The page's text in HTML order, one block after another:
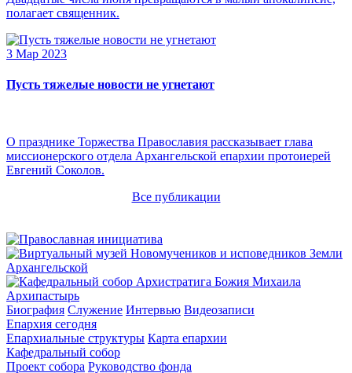
полагает священник.
3 Мар 2023
Пусть тяжелые новости не угнетают
О празднике Торжества Православия рассказывает глава
миссионерского отдела Архангельской епархии протоиерей
Евгений Соколов.
Все публикации
Архипастырь
Биография Служение Интервью Видеозаписи
Епархия сегодня
Епархиальные структуры Карта епархии
Кафедральный собор
Проект собора Руководство фонда